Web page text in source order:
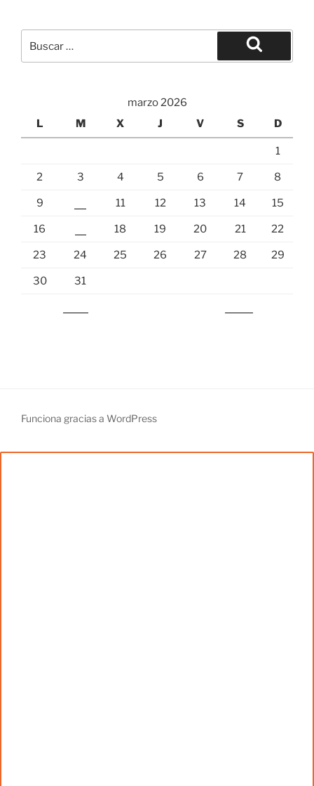
marzo 2026
L
M X J V S D
1
2 3 4 5 6 7 8
9 11 12 13 14 15
16 18 19 20 21 22
23 24 25 26 27 28 29
30 31
Funciona gracias a WordPress